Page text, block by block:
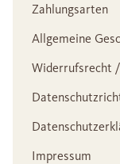
Zahlungsarten
Allgemeine
Widerrufsrecht
Impressum